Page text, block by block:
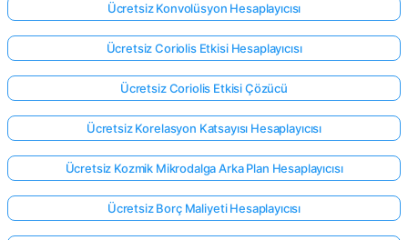
Sorun
Ücretsiz Konvolüsyon Hesaplayıcısı
Ücretsiz Coriolis Etkisi Hesaplayıcısı
Ücretsiz Coriolis Etkisi Çözücü
Ücretsiz Korelasyon Katsayısı Hesaplayıcısı
Ücretsiz Kozmik Mikrodalga Arka Plan Hesaplayıcısı
Ücretsiz Borç Maliyeti Hesaplayıcısı